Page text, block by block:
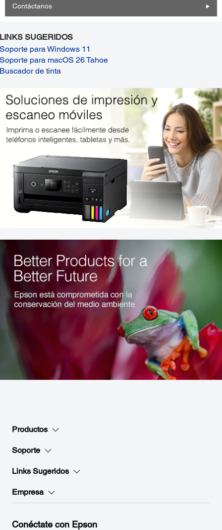
Contáctanos
LINKS SUGERIDOS
Soporte para Windows 11
Soporte para macOS 26 Tahoe
Buscador de tinta
Productos
Soporte
Links Sugeridos
Empresa
Conéctate con Epson